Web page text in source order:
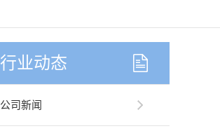
行业动态
公司新闻